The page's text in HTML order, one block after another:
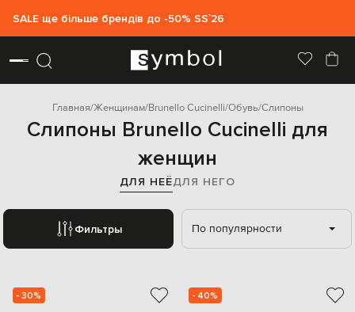
SALE ще більше брендів до -50% SS`26
Главная Женщинам Brunello Cucinelli Обувь Слипоны
Слипоны Brunello Cucinelli для
женщин
ДЛЯ НЕЁДЛЯ НЕГО
Фильтры По популярности
- 30% - 40%